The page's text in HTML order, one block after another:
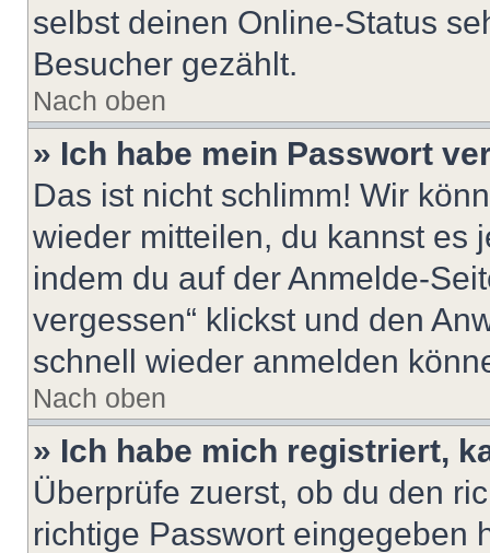
selbst deinen Online-Status
Besucher gezählt.
Nach oben
» Ich habe mein Passwort
Das ist nicht schlimm! Wir
wieder mitteilen, du kannst es
indem du auf der Anmelde-
vergessen“ klickst und den
schnell wieder anmelden
Nach oben
» Ich habe mich registriert,
Überprüfe zuerst, ob du den
richtige Passwort eingegeben